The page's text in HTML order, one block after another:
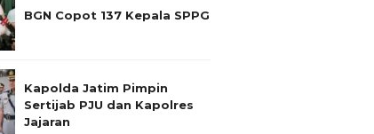
BGN Copot 137 Kepala SPPG
Kapolda Jatim Pimpin
Sertijab PJU dan Kapolres
Jajaran